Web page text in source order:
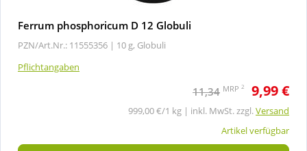
Ferrum phosphoricum D 12 Globuli
PZN/Art.Nr.: 11555356 | 10 g, Globuli
Pflichtangaben
11,34 MRP 2 9,99 €
999,00 €/1 kg | inkl. MwSt. zzgl.Versand
Artikel verfügbar